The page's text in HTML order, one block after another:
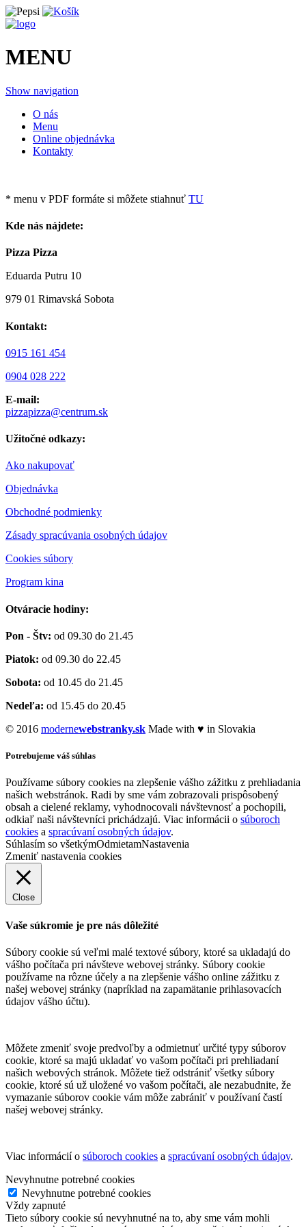
MENU
Show navigation
O nás
Menu
Online objednávka
Kontakty
* menu v PDF formáte si môžete stiahnuť TU
Kde nás nájdete:
Pizza Pizza
Eduarda Putru 10
979 01 Rimavská Sobota
Kontakt:
0915 161 454
0904 028 222
E-mail:
pizzapizza@centrum.sk
Užitočné odkazy:
Ako nakupovať
Objednávka
Obchodné podmienky
Zásady spracúvania osobných údajov
Cookies súbory
Program kina
Otváracie hodiny:
Pon - Štv: od 09.30 do 21.45
Piatok: od 09.30 do 22.45
Sobota: od 10.45 do 21.45
Nedeľa: od 15.45 do 20.45
© 2016 modernewebstranky.sk Made with ♥ in Slovakia
Potrebujeme váš súhlas
Používame súbory cookies na zlepšenie vášho zážitku z prehliadania
našich webstránok. Radi by sme vám zobrazovali prispôsobený
obsah a cielené reklamy, vyhodnocovali návštevnosť a pochopili,
odkiaľ naši návštevníci prichádzajú. Viac informácii o súboroch
cookies a spracúvaní osobných údajov.
Súhlasím so všetkýmOdmietamNastavenia
Zmeniť nastavenia cookies
Close
Vaše súkromie je pre nás dôležité
Súbory cookie sú veľmi malé textové súbory, ktoré sa ukladajú do
vášho počítača pri návšteve webovej stránky. Súbory cookie
používame na rôzne účely a na zlepšenie vášho online zážitku z
našej webovej stránky (napríklad na zapamätanie prihlasovacích
údajov vášho účtu).
Môžete zmeniť svoje predvoľby a odmietnuť určité typy súborov
cookie, ktoré sa majú ukladať vo vašom počítači pri prehliadaní
našich webových stránok. Môžete tiež odstrániť všetky súbory
cookie, ktoré sú už uložené vo vašom počítači, ale nezabudnite, že
vymazanie súborov cookie vám môže zabrániť v používaní častí
našej webovej stránky.
Viac informácií o súboroch cookies a spracúvaní osobných údajov.
Nevyhnutne potrebné cookies
Nevyhnutne potrebné cookies
Vždy zapnuté
Tieto súbory cookie sú nevyhnutné na to, aby sme vám mohli